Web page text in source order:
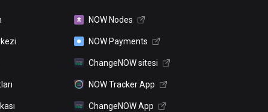
NOW Nodes
NOW Payments
ChangeNOW sitesi
NOW Tracker App
ChangeNOW App